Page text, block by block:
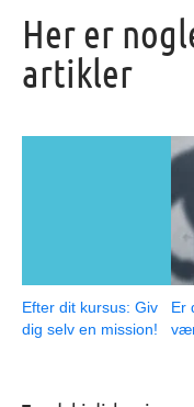
Her er
artikler
Efter dit kursus: Giv
dig selv en mission!
Er